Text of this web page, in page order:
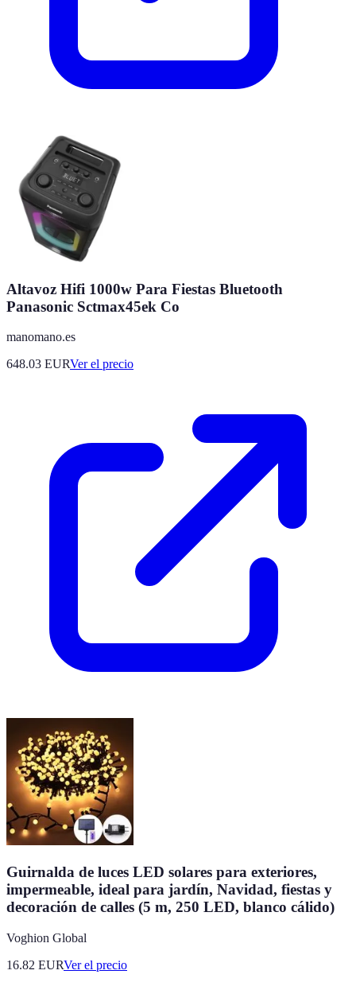
Altavoz Hifi 1000w Para Fiestas Bluetooth
Panasonic Sctmax45ek Co
manomano.es
648.03 EURVer el precio
Guirnalda de luces LED solares para exteriores,
impermeable, ideal para jardín, Navidad, fiestas y
decoración de calles (5 m, 250 LED, blanco cálido)
Voghion Global
16.82 EURVer el precio